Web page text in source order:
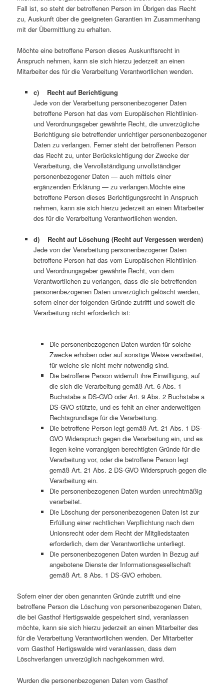
Fall ist, so steht der betroffenen Person im Übrigen das Recht
zu, Auskunft über die geeigneten Garantien im Zusammenhang
mit der Übermittlung zu erhalten.
Möchte eine betroffene Person dieses Auskunftsrecht in
Anspruch nehmen, kann sie sich hierzu jederzeit an einen
Mitarbeiter des für die Verarbeitung Verantwortlichen wenden.
c) Recht auf Berichtigung
Jede von der Verarbeitung personenbezogener Daten
betroffene Person hat das vom Europäischen Richtlinien-
und Verordnungsgeber gewährte Recht, die unverzügliche
Berichtigung sie betreffender unrichtiger personenbezogener
Daten zu verlangen. Ferner steht der betroffenen Person
das Recht zu, unter Berücksichtigung der Zwecke der
Verarbeitung, die Vervollständigung unvollständiger
personenbezogener Daten — auch mittels einer
ergänzenden Erklärung — zu verlangen.Möchte eine
betroffene Person dieses Berichtigungsrecht in Anspruch
nehmen, kann sie sich hierzu jederzeit an einen Mitarbeiter
des für die Verarbeitung Verantwortlichen wenden.
d) Recht auf Löschung (Recht auf Vergessen werden)
Jede von der Verarbeitung personenbezogener Daten
betroffene Person hat das vom Europäischen Richtlinien-
und Verordnungsgeber gewährte Recht, von dem
Verantwortlichen zu verlangen, dass die sie betreffenden
personenbezogenen Daten unverzüglich gelöscht werden,
sofern einer der folgenden Gründe zutrifft und soweit die
Verarbeitung nicht erforderlich ist:
Die personenbezogenen Daten wurden für solche
Zwecke erhoben oder auf sonstige Weise verarbeitet,
für welche sie nicht mehr notwendig sind.
Die betroffene Person widerruft ihre Einwilligung, auf
die sich die Verarbeitung gemäß Art. 6 Abs. 1
Buchstabe a DS-GVO oder Art. 9 Abs. 2 Buchstabe a
DS-GVO stützte, und es fehlt an einer anderweitigen
Rechtsgrundlage für die Verarbeitung.
Die betroffene Person legt gemäß Art. 21 Abs. 1 DS-
GVO Widerspruch gegen die Verarbeitung ein, und es
liegen keine vorrangigen berechtigten Gründe für die
Verarbeitung vor, oder die betroffene Person legt
gemäß Art. 21 Abs. 2 DS-GVO Widerspruch gegen die
Verarbeitung ein.
Die personenbezogenen Daten wurden unrechtmäßig
verarbeitet.
Die Löschung der personenbezogenen Daten ist zur
Erfüllung einer rechtlichen Verpflichtung nach dem
Unionsrecht oder dem Recht der Mitgliedstaaten
erforderlich, dem der Verantwortliche unterliegt.
Die personenbezogenen Daten wurden in Bezug auf
angebotene Dienste der Informationsgesellschaft
gemäß Art. 8 Abs. 1 DS-GVO erhoben.
Sofern einer der oben genannten Gründe zutrifft und eine
betroffene Person die Löschung von personenbezogenen Daten,
die bei Gasthof Hertigswalde gespeichert sind, veranlassen
möchte, kann sie sich hierzu jederzeit an einen Mitarbeiter des
für die Verarbeitung Verantwortlichen wenden. Der Mitarbeiter
vom Gasthof Hertigswalde wird veranlassen, dass dem
Löschverlangen unverzüglich nachgekommen wird.
Wurden die personenbezogenen Daten vom Gasthof